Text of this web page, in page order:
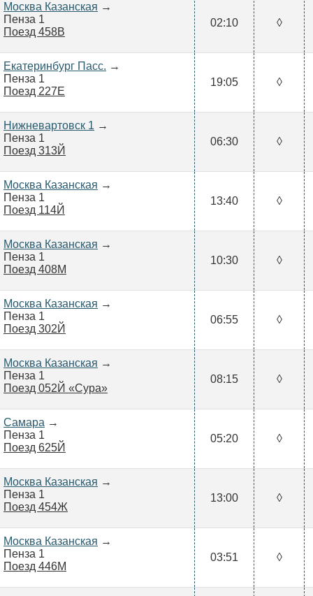
Москва Казанская →
Пенза 1
Поезд 458В
02:10 ◊
Екатеринбург Пасс. →
Пенза 1
Поезд 227Е
19:05 ◊
Нижневартовск 1 →
Пенза 1
Поезд 313Й
06:30 ◊
Москва Казанская →
Пенза 1
Поезд 114Й
13:40 ◊
Москва Казанская →
Пенза 1
Поезд 408М
10:30 ◊
Москва Казанская →
Пенза 1
Поезд 302Й
06:55 ◊
Москва Казанская →
Пенза 1
Поезд 052Й «Сура»
08:15 ◊
Самара →
Пенза 1
Поезд 625Й
05:20 ◊
Москва Казанская →
Пенза 1
Поезд 454Ж
13:00 ◊
Москва Казанская →
Пенза 1
Поезд 446М
03:51 ◊